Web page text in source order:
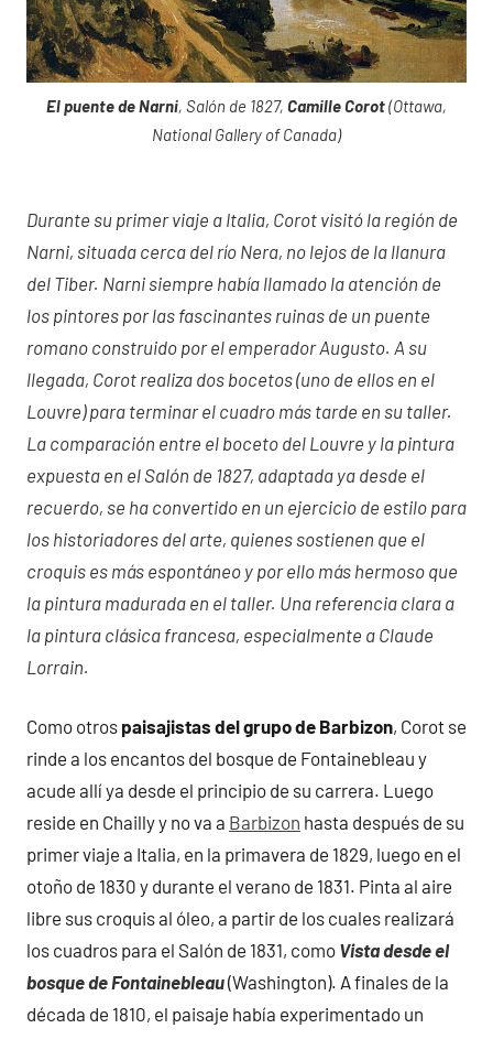
El puente de Narni, Salón de 1827, Camille Corot(Ottawa,
National Gallery of Canada)
Durante su primer viaje a Italia, Corot visitó la región de
Narni, situada cerca del río Nera, no lejos de la llanura
del Tiber. Narni siempre había llamado la atención de
los pintores por las fascinantes ruinas de un puente
romano construido por el emperador Augusto. A su
llegada, Corot realiza dos bocetos (uno de ellos en el
Louvre) para terminar el cuadro más tarde en su taller.
La comparación entre el boceto del Louvre y la pintura
expuesta en el Salón de 1827, adaptada ya desde el
recuerdo, se ha convertido en un ejercicio de estilo para
los historiadores del arte, quienes sostienen que el
croquis es más espontáneo y por ello más hermoso que
la pintura madurada en el taller. Una referencia clara a
la pintura clásica francesa, especialmente a Claude
Lorrain.
Como otros paisajistas del grupo de Barbizon, Corot se
rinde a los encantos del bosque de Fontainebleau y
acude allí ya desde el principio de su carrera. Luego
reside en Chailly y no va a Barbizon hasta después de su
primer viaje a Italia, en la primavera de 1829, luego en el
otoño de 1830 y durante el verano de 1831. Pinta al aire
libre sus croquis al óleo, a partir de los cuales realizará
los cuadros para el Salón de 1831, como Vista desde el
bosque de Fontainebleau(Washington). A finales de la
década de 1810, el paisaje había experimentado un